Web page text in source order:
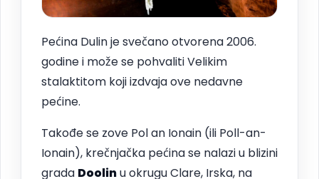
Pećina Dulin je svečano otvorena 2006.
godine i može se pohvaliti Velikim
stalaktitom koji izdvaja ove nedavne
pećine.
Takođe se zove Pol an Ionain (ili Poll-an-
Ionain), krečnjačka pećina se nalazi u blizini
grada Doolinu okrugu Clare, Irska, na